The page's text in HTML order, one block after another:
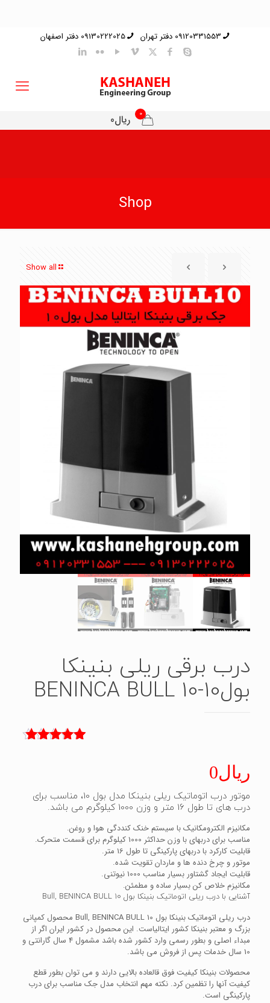
09120331553 دفتر تهران 09130222025 دفتر اصفهان
0 ریال0
Shop
Show all
درب برقی ریلی بنینکا
بول10-BENINCA BULL 10
ریال0
موتور درب اتوماتیک ریلی بنینکا مدل بول 10، مناسب برای
درب های تا طول 16 متر و وزن 1000 کیلوگرم می باشد.
مکانیزم الکترومکانیک با سیستم خنک کنددگی هوا و روغن.
مناسب برای دربهای با وزن حداکثر 1000 کیلوگرم برای قسمت متحرک.
قابلیت کارکرد با دربهای پارکینگی تا طول 16 متر.
موتور و چرخ دنده ها و ماردان تقویت شده.
قابلیت ایجاد گشتاور بسیار مناسب 1000 نیوتنی.
مکانیزم خلاص کن بسیار ساده و مطمئن.
آشنایی با درب ریلی اتوماتیک بنینکا بول Bull, BENINCA BULL 10
درب ریلی اتوماتیک بنینکا بول Bull, BENINCA BULL 10 محصول کمپانی
بزرگ و معتبر بنینکا کشور ایتالیاست. این محصول در کشور ایران اگر از
مبداء اصلی و بطور رسمی وارد کشور شده باشد مشمول 4 سال گارانتی و
10 سال خدمات پس از فروش می باشد.
محصولات بنینکا کیفیت فوق قالعاده بالایی دارند و می توان بطور قطع
کیفیت آنها را تظمین کرد. نکته مهم انتخاب مدل جک مناسب برای درب
پارکینگی است.